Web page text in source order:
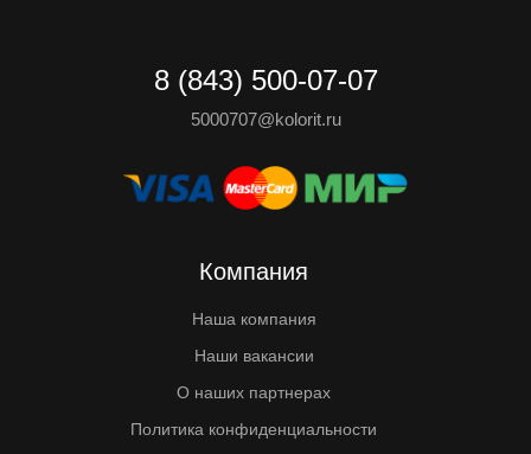
8 (843) 500-07-07
5000707@kolorit.ru
Компания
Наша компания
Наши вакансии
О наших партнерах
Политика конфиденциальности